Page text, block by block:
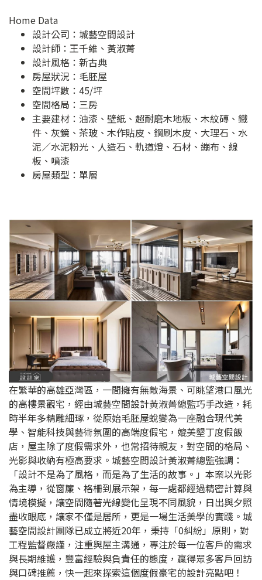
Home Data
設計公司： 城藝空間設計
設計師：王千維、黃淑菁
設計風格：新古典
房屋狀況：毛胚屋
空間坪數：45/坪
空間格局：三房
主要建材：油漆、壁紙、超耐磨木地板、木紋磚、鐵
件、灰鏡、茶玻、木作貼皮、鋼刷木皮、大理石、水
泥／水泥粉光、人造石、軌道燈、石材、繃布、線
板、噴漆
房屋類型：單層
在繁華的高雄亞灣區，一間擁有無敵海景、可眺望港口風光
的高樓景觀宅，經由城藝空間設計黃淑菁總監巧手改造，耗
時半年多精雕細琢，從原始毛胚屋蛻變為一座融合現代美
學、智能科技與藝術氛圍的高端度假宅，媲美墾丁度假飯
店，屋主除了度假需求外，也常招待親友，對空間的格局、
光影與收納有極高要求。城藝空間設計黃淑菁總監強調：
「設計不是為了風格，而是為了生活的故事。」本案以光影
為主導，從窗簾、格柵到展示架，每一處都經過精密計算與
情境模擬，讓空間隨著光線變化呈現不同風貌，日出與夕照
盡收眼底，讓家不僅是居所，更是一場生活美學的實踐。城
藝空間設計團隊已成立將近20年，秉持「0糾紛」原則，對
工程監督嚴謹，注重與屋主溝通，專注於每一位客戶的需求
與長期維護，豐富經驗與負責任的態度，贏得眾多客戶回訪
與口碑推薦，快一起來探索這個度假豪宅的設計亮點吧！